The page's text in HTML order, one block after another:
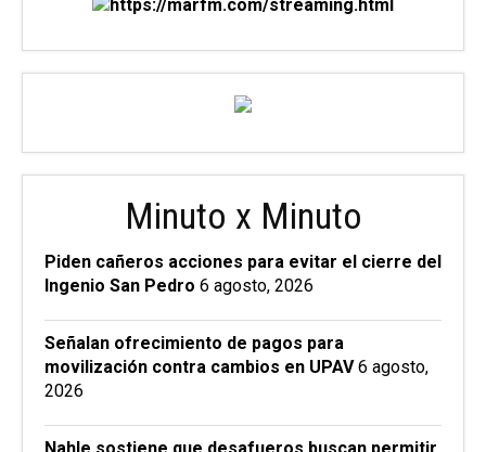
Minuto x Minuto
Piden cañeros acciones para evitar el cierre del
Ingenio San Pedro 6 agosto, 2026
Señalan ofrecimiento de pagos para
movilización contra cambios en UPAV 6 agosto,
2026
Nahle sostiene que desafueros buscan permitir